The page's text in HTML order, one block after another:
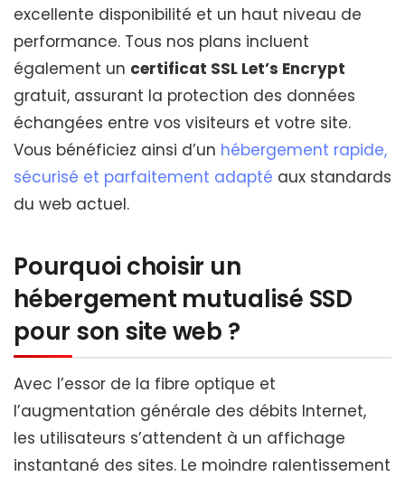
excellente disponibilité et un haut niveau de
performance. Tous nos plans incluent
également un certificat SSL Let’s Encrypt
gratuit, assurant la protection des données
échangées entre vos visiteurs et votre site.
Vous bénéficiez ainsi d’un hébergement rapide,
sécurisé et parfaitement adapté aux standards
du web actuel.
Pourquoi choisir un
hébergement mutualisé SSD
pour son site web ?
Avec l’essor de la fibre optique et
l’augmentation générale des débits Internet,
les utilisateurs s’attendent à un affichage
instantané des sites. Le moindre ralentissement